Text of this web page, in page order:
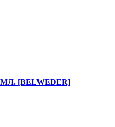
[BELWEDER]